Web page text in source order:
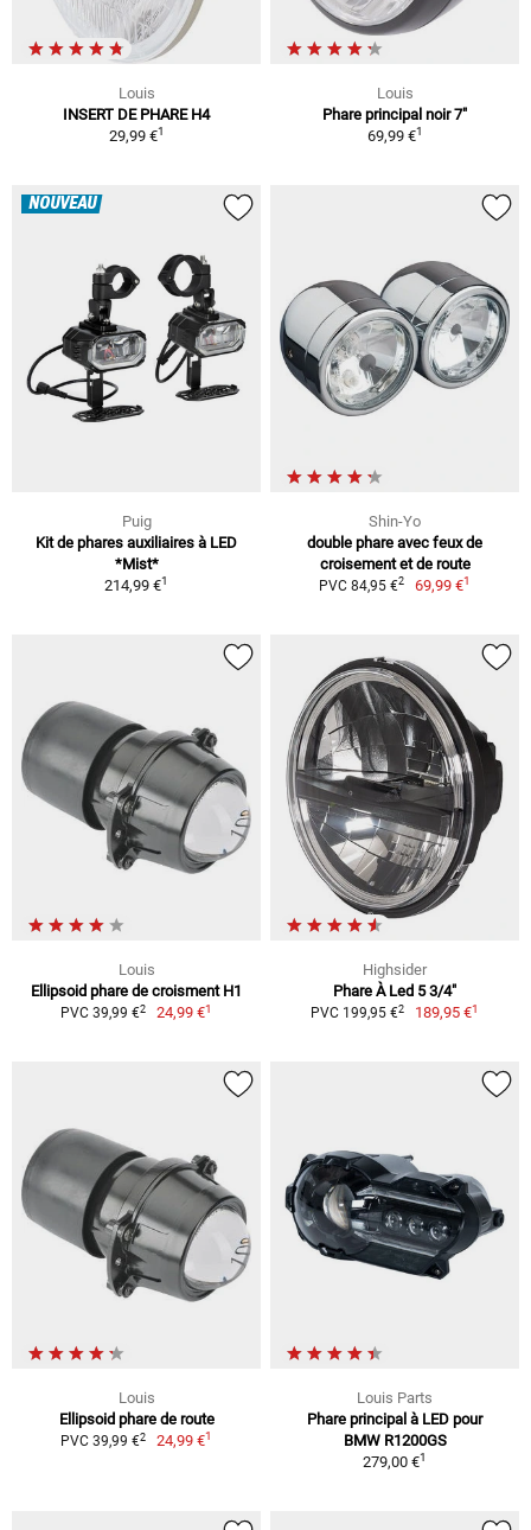
Louis
INSERT DE PHARE H4
29,99 €1
Louis
Phare principal noir 7"
69,99 €1
NOUVEAU
Puig
Kit de phares auxiliaires à LED
*Mist*
214,99 €1
Shin-Yo
double phare avec feux de
croisement et de route
PVC 84,95 €2 69,99 €1
Louis
Ellipsoid phare de croisment H1
PVC 39,99 €2 24,99 €1
Highsider
Phare À Led 5 3/4"
PVC 199,95 €2 189,95 €1
Louis
Ellipsoid phare de route
PVC 39,99 €2 24,99 €1
Louis Parts
Phare principal à LED pour
BMW R1200GS
279,00 €1